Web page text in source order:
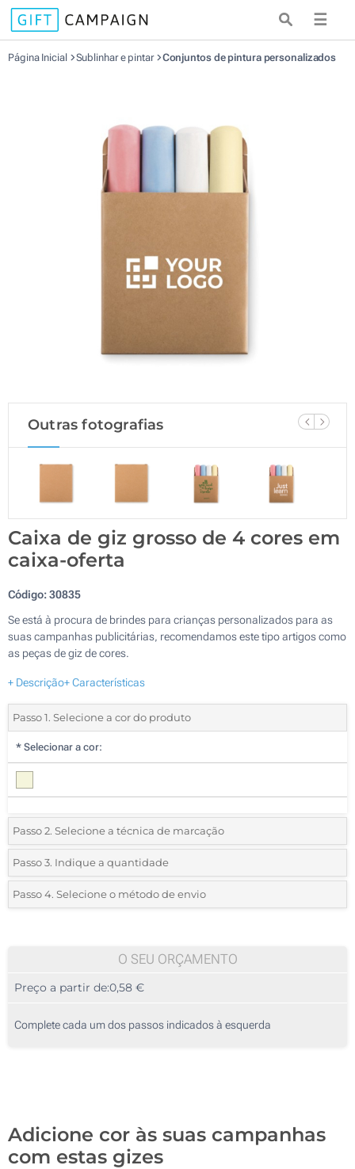
☰
Página Inicial Sublinhar e pintar Conjuntos de pintura personalizados
Outras fotografias
Caixa de giz grosso de 4 cores em
caixa-oferta
Código:30835
Se está à procura de brindes para crianças personalizados para as
suas campanhas publicitárias, recomendamos este tipo artigos como
as peças de giz de cores.
+ Descrição+ Características
Passo 1. Selecione a cor do produto
* Selecionar a cor:
Passo 2. Selecione a técnica de marcação
*Selecione o tipo de marcação e as cores do logotipo:
1 Cor (Na caixa)
Etiqueta digital a cores (Na caixa)
Passo 3. Indique a quantidade
*Quantidade mínima:25
50
125
Passo 4. Selecione o método de envio
O SEU ORÇAMENTO
Preço a partir de:0,58 €
Complete cada um dos passos indicados à esquerda
Adicione cor às suas campanhas
com estas gizes